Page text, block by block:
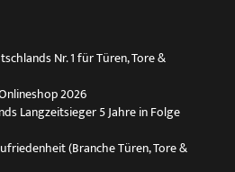
Nr. 1 für Türen, Tore &
2026
Langzeitsieger 5 Jahre in Folge
(Branche Türen, Tore &